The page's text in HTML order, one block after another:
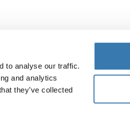
to analyse our traffic.
and analytics
they’ve collected